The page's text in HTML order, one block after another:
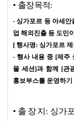
• 출장목적:
- 싱가포르 등 아세안
업 해외진출 등 도민
[ 행사명: 싱가포르
- 행사 내용 중 [제주
물 세션]과 함께 [관
홍보부스를 운영하기
• 출 장 지 : 싱가